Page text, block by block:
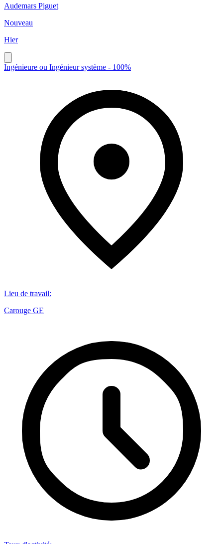
Audemars Piguet
Nouveau
Hier
Ingénieure ou Ingénieur système - 100%
Lieu de travail:
Carouge GE